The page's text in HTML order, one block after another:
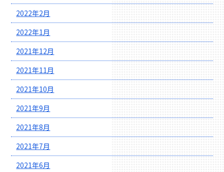
2022年2月
2022年1月
2021年12月
2021年11月
2021年10月
2021年9月
2021年8月
2021年7月
2021年6月